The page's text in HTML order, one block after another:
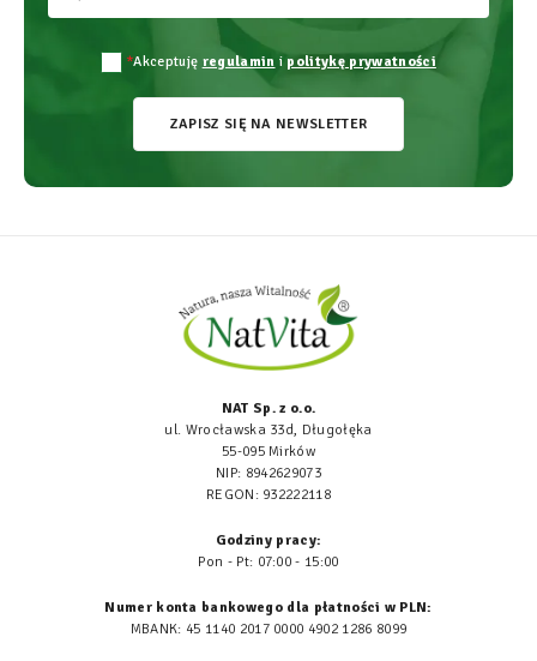
*Akceptuję regulamin i politykę prywatności
ZAPISZ SIĘ NA NEWSLETTER
NAT Sp. z o.o.
ul. Wrocławska 33d, Długołęka
55-095 Mirków
NIP: 8942629073
REGON: 932222118
Godziny pracy:
Pon - Pt: 07:00 - 15:00
Numer konta bankowego dla płatności w PLN:
MBANK: 45 1140 2017 0000 4902 1286 8099